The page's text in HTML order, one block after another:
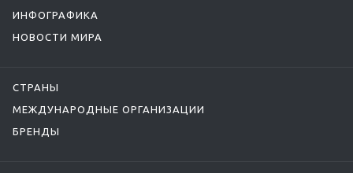
ИНФОГРАФИКА
НОВОСТИ МИРА
СТРАНЫ
МЕЖДУНАРОДНЫЕ ОРГАНИЗАЦИИ
БРЕНДЫ